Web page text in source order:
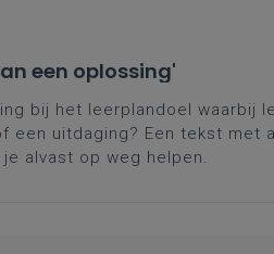
een oplossing'
bij het leerplandoel waarbij
een uitdaging? Een tekst met
alvast op weg helpen.